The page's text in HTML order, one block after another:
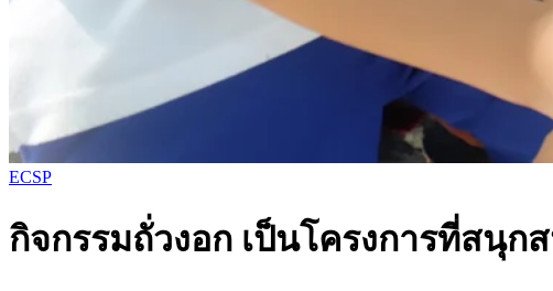
ECSP
กิจกรรมถั่วงอก เป็นโครงการที่สนุก